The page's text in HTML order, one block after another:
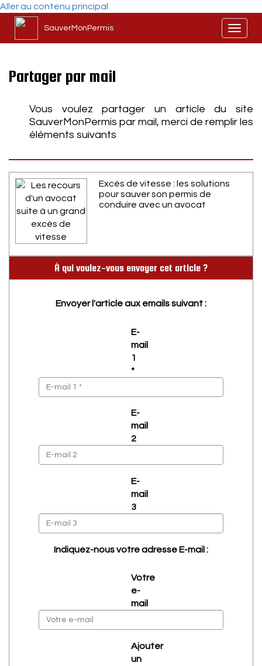
Aller au contenu principal
SauverMonPermis
Partager par mail
Vous voulez partager un article du site
SauverMonPermis par mail, merci de remplir les
éléments suivants
Excès de vitesse : les solutions
pour sauver son permis de
conduire avec un avocat
À qui voulez-vous envoyer cet article ?
Envoyer l'article aux emails suivant :
E-
mail
1
*
E-
mail
2
E-
mail
3
Indiquez-nous votre adresse E-mail :
Votre
e-
mail
Ajouter
un